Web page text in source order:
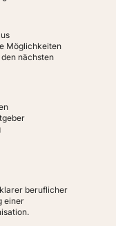
Möglichkeiten
nächsten
beruflicher
einer